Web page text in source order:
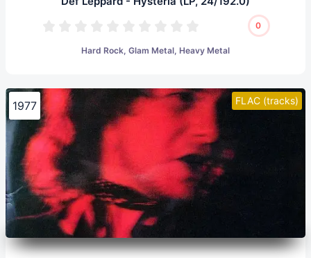
0
Hard Rock, Glam Metal, Heavy Metal
FLAC (tracks)
1977